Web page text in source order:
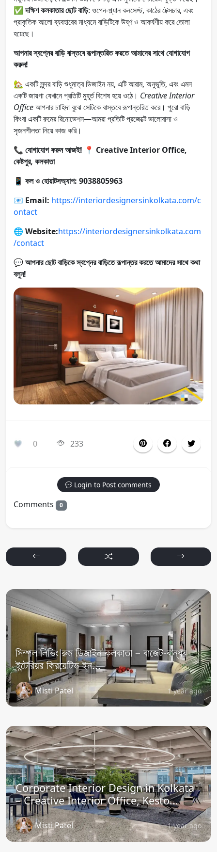
✅দক্ষিণ কলকাতার ছোট বাড়ি: ওপেন-প্ল্যান কনসেপ্ট, কাঠের টেক্সচার, এবং
প্রাকৃতিক আলো ব্যবহারের মাধ্যমে বাড়িটিকে উষ্ণ ও আকর্ষণীয় করে তোলা
হয়েছে।
আপনার স্বপ্নের বাড়ি বাস্তবে রূপান্তরিত করতে আমাদের সাথে যোগাযোগ
করুন!
🏡 একটি সুন্দর বাড়ি শুধুমাত্র ডিজাইন নয়, এটি আরাম, অনুভূতি, এবং এমন
একটি জায়গা যেখানে প্রতিটি মুহূর্ত বিশেষ হয়ে ওঠে। Creative Interior
Officeআপনার চাহিদা বুঝে সেটিকে বাস্তবে রূপান্তরিত করে। পুরো বাড়ি
কিংবা একটি রুমের রিনোভেশন—আমরা প্রতিটি প্রজেক্টে ভালোবাসা ও
সৃজনশীলতা নিয়ে কাজ করি।
📞 যোগাযোগ করুন আজই! 📍 Creative Interior Office,
কেষ্টপুর, কলকাতা
📱 কল ও হোয়াটসঅ্যাপ: 9038805963
📧 Email: https://interiordesignersinkolkata.com/c
ontact
🌐 Website:https://interiordesignersinkolkata.com
/contact
💬আপনার ছোট বাড়িকে স্বপ্নের বাড়িতে রূপান্তর করতে আমাদের সাথে কথা
বলুন!
0 233
Login to Post comments
Comments 0
সিম্পল লিভিং রুম ডিজাইন কলকাতা – বাজেট-বান্ধব
ইন্টেরিয়র ক্রিয়েটিভ ইন...
Misti Patel 1 year ago
Corporate Interior Design in Kolkata
– Creative Interior Office, Kesto...
Misti Patel 1 year ago